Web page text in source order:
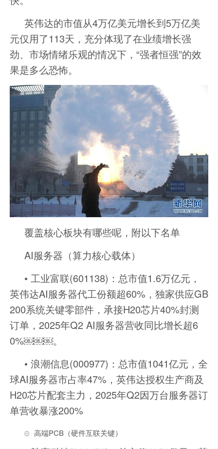
英伟达的市值从4万亿美元增长到5万亿美
元仅用了113天，充分体现了在业绩增长强
劲、市场情绪乐观的情况下，“强者恒强”的效
果是多么恐怖。
覆盖核心板块有哪些呢，附以下名单
AI服务器（算力核心载体）
• 工业富联(601138)：总市值1.6万亿元，
英伟达AI服务器代工份额超60%，独家供应GB
200系统关键零部件，承接H20芯片40%封测
订单，2025年Q2 AI服务器营收同比增长超6
0%￼￼￼。
• 浪潮信息(000977)：总市值1041亿元，全
球AI服务器市占率47%，英伟达授权生产商及
H20芯片配套主力，2025年Q2因万台服务器订
单营收暴涨200%
高端PCB（硬件互联关键）